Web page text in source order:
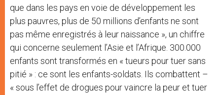
que dans les pays en voie de développement les
plus pauvres, plus de 50 millions d’enfants ne sont
pas même enregistrés à leur naissance », un chiffre
qui concerne seulement l’Asie et l’Afrique. 300.000
enfants sont transformés en « tueurs pour tuer sans
pitié » : ce sont les enfants-soldats. Ils combattent –
« sous l’effet de drogues pour vaincre la peur et tuer